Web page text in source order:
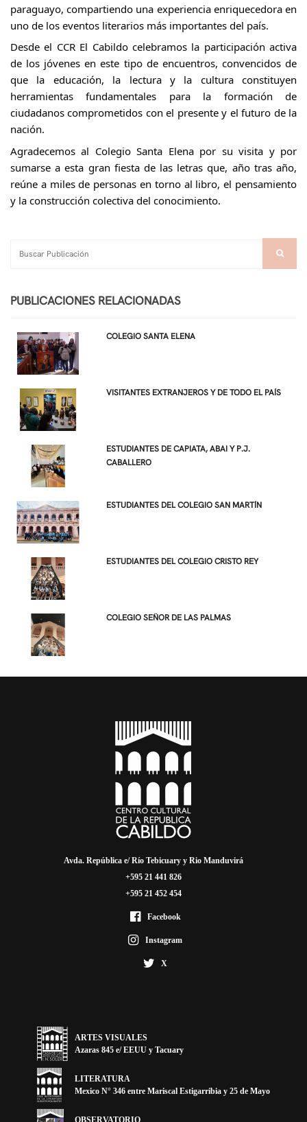
paraguayo, compartiendo una experiencia enriquecedora en
uno de los eventos literarios más importantes del país.
Desde el CCR El Cabildo celebramos la participación activa
de los jóvenes en este tipo de encuentros, convencidos de
que la educación, la lectura y la cultura constituyen
herramientas fundamentales para la formación de
ciudadanos comprometidos con el presente y el futuro de la
nación.
Agradecemos al Colegio Santa Elena por su visita y por
sumarse a esta gran fiesta de las letras que, año tras año,
reúne a miles de personas en torno al libro, el pensamiento
y la construcción colectiva del conocimiento.
PUBLICACIONES RELACIONADAS
COLEGIO SANTA ELENA
VISITANTES EXTRANJEROS Y DE TODO EL PAÍS
ESTUDIANTES DE CAPIATA, ABAI Y P.J.
CABALLERO
ESTUDIANTES DEL COLEGIO SAN MARTÍN
ESTUDIANTES DEL COLEGIO CRISTO REY
COLEGIO SEÑOR DE LAS PALMAS
Avda. República e/ Río Tebicuary y Rio Manduvirá
+595 21 441 826
+595 21 452 454
Facebook
Instagram
X
ARTES VISUALES
Azaras 845 e/ EEUU y Tacuary
LITERATURA
Mexico N° 346 entre Mariscal Estigarribia y 25 de Mayo
OBSERVATORIO